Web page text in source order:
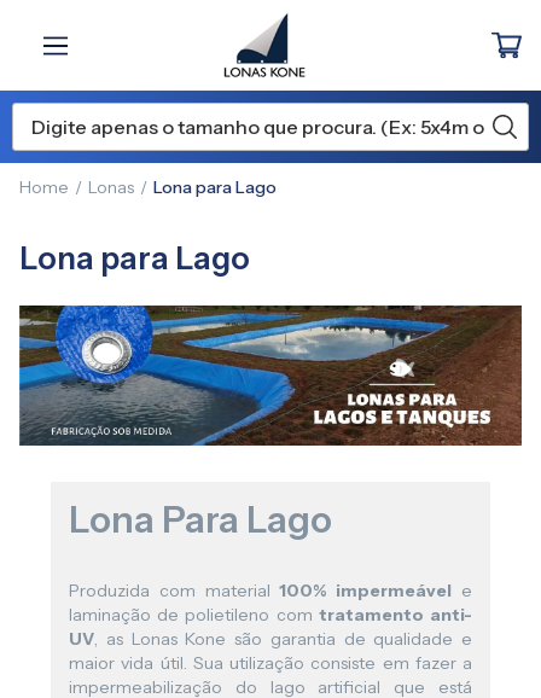
Home Lonas Lona para Lago
Lona para Lago
Lona Para Lago
Produzida com material100% impermeável e
laminação de polietileno com tratamento anti-
UV, as Lonas Kone são garantia de qualidade e
maior vida útil. Sua utilização consiste em fazer a
impermeabilização do lago artificial que está